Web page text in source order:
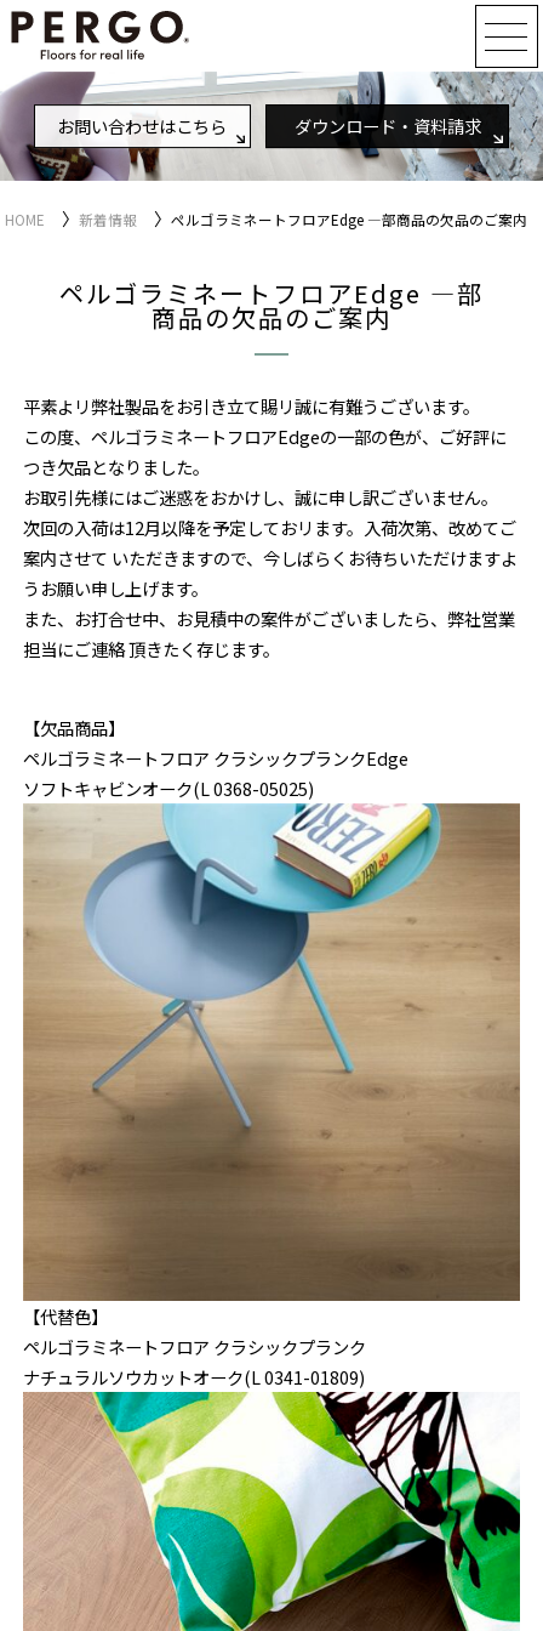
お問い合わせはこちら ダウンロード・資料請求
HOME 〉新着情報 〉ペルゴラミネートフロアEdge —部商品の欠品のご案内
ペルゴラミネートフロアEdge —部
商品の欠品のご案内
平素よリ弊社製品をお引き立て賜リ誠に有難うございます。
この度、ペルゴラミネートフロアEdgeの一部の色が、ご好評に
つき欠品となりました。
お取引先様にはご迷惑をおかけし、誠に申し訳ございません。
次回の入荷は12月以降を予定しておリます。入荷次第、改めてご
案内させて いただきますので、今しばらくお待ちいただけますよ
うお願い申し上げます。
また、お打合せ中、お見積中の案件がございましたら、弊社営業
担当にご連絡 頂きたく存じます。
【欠品商品】
ペルゴラミネートフロア クラシックプランクEdge
ソフトキャビンオーク(L 0368-05025)
【代替色】
ペルゴラミネートフロア クラシックプランク
ナチュラルソウカットオーク(L 0341-01809)